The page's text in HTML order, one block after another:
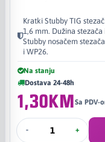
Kratki Stubby TIG
1,6 mm. Dužina
Stubby nosačem
i WP26.
Na stanju
Dostava 24-48h
1,30KMSa PDV-
- +